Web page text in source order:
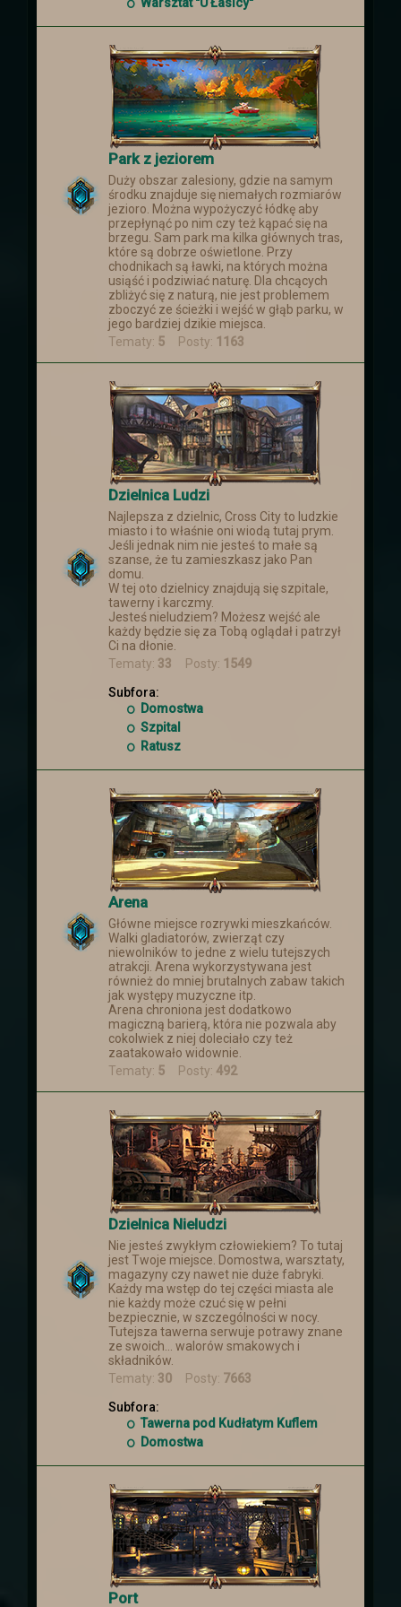
smoków, który nastąpił ponad miesiąc
Park z jeziorem
Duży obszar zalesiony, gdzie na samym
środku znajduje się niemałych rozmiarów
jezioro. Można wypożyczyć łódkę aby
przepłynąć po nim czy też kąpać się na
brzegu. Sam park ma kilka głównych tras,
które są dobrze oświetlone. Przy
chodnikach są ławki, na których można
usiąść i podziwiać naturę. Dla chcących
zbliżyć się z naturą, nie jest problemem
zboczyć ze ścieżki i wejść w głąb parku, w
jego bardziej dzikie miejsca.
Tematy: 5 Posty: 1163
Dzielnica Ludzi
Najlepsza z dzielnic, Cross City to ludzkie
miasto i to właśnie oni wiodą tutaj prym.
Jeśli jednak nim nie jesteś to małe są
szanse, że tu zamieszkasz jako Pan
domu.
W tej oto dzielnicy znajdują się szpitale,
tawerny i karczmy.
Jesteś nieludziem? Możesz wejść ale
każdy będzie się za Tobą oglądał i patrzył
Ci na dłonie.
Tematy: 33 Posty: 1549
Subfora:
Domostwa
Szpital
Ratusz
Arena
Główne miejsce rozrywki mieszkańców.
Walki gladiatorów, zwierząt czy
niewolników to jedne z wielu tutejszych
atrakcji. Arena wykorzystywana jest
również do mniej brutalnych zabaw takich
jak występy muzyczne itp.
Arena chroniona jest dodatkowo
magiczną barierą, która nie pozwala aby
cokolwiek z niej doleciało czy też
zaatakowało widownie.
Tematy: 5 Posty: 492
Dzielnica Nieludzi
Nie jesteś zwykłym człowiekiem? To tutaj
jest Twoje miejsce. Domostwa, warsztaty,
magazyny czy nawet nie duże fabryki.
Każdy ma wstęp do tej części miasta ale
nie każdy może czuć się w pełni
bezpiecznie, w szczególności w nocy.
Tutejsza tawerna serwuje potrawy znane
ze swoich... walorów smakowych i
składników.
Tematy: 30 Posty: 7663
Subfora:
Tawerna pod Kudłatym Kuflem
Domostwa
Port